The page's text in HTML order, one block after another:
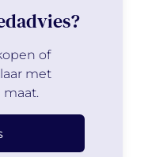
of
met